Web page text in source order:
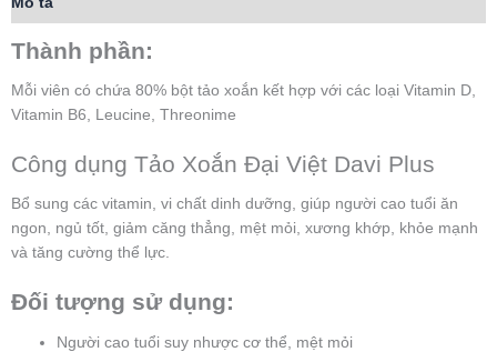
Thành phần:
Mỗi viên có chứa 80% bột tảo xoắn kết hợp với các loại Vitamin D,
Vitamin B6, Leucine, Threonime
Công dụng Tảo Xoắn Đại Việt Davi Plus
Bổ sung các vitamin, vi chất dinh dưỡng, giúp người cao tuổi ăn
ngon, ngủ tốt, giảm căng thẳng, mệt mỏi, xương khớp, khỏe mạnh
và tăng cường thể lực.
Đối tượng sử dụng:
Người cao tuổi suy nhược cơ thể, mệt mỏi